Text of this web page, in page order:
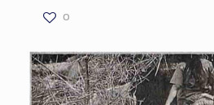
0